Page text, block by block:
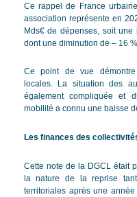
Ce rappel de France
association représente en
Mds€ de dépenses, soit
dont une diminution de – 16
Ce point de vue démontre
locales. La situation des
également compliquée et
mobilité a connu une baisse
Les finances des
Cette note de la DGCL était
la nature de la reprise
territoriales après une